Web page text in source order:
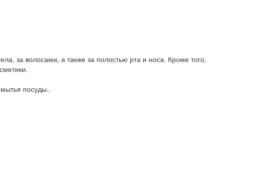
за волосами, а также за полостью рта и носа. Кроме того,
посуды..